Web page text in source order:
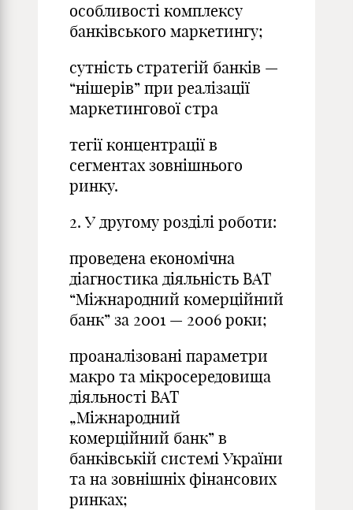
особливості комплексу
банківського маркетингу;
сутність стратегій банків —
“нішерів” при реалізації
маркетингової стра
тегії концентрації в
сегментах зовнішнього
ринку.
2. У другому розділі роботи:
проведена економічна
діагностика діяльність ВАТ
“Міжнародний комерційний
банк” за 2001 — 2006 роки;
проаналізовані параметри
макро та мікросередовища
діяльності ВАТ
„Міжнародний
комерційний банк” в
банківській системі України
та на зовнішніх фінансових
ринках;